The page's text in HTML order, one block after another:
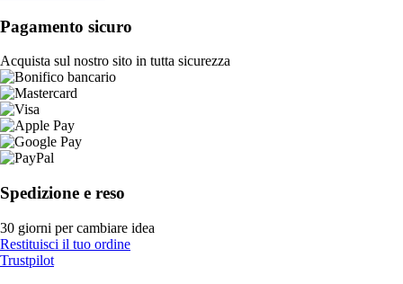
Pagamento sicuro
Acquista sul nostro sito in tutta sicurezza
Spedizione e reso
30 giorni per cambiare idea
Restituisci il tuo ordine
Trustpilot